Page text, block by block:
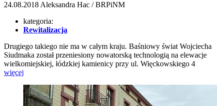
24.08.2018 Aleksandra Hac / BRPiNM
kategoria:
Rewitalizacja
Drugiego takiego nie ma w całym kraju. Baśniowy świat Wojciecha
Siudmaka został przeniesiony nowatorską technologią na elewacje
wielkomiejskiej, łódzkiej kamienicy przy ul. Więckowskiego 4
więcej